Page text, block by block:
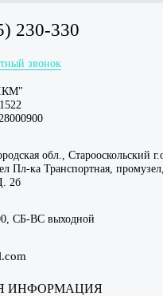
230-330
звонок
обл., Старооскольский
Пл-ка Транспортная, промузел,
2б
СБ-ВС выходной
ИНФОРМАЦИЯ